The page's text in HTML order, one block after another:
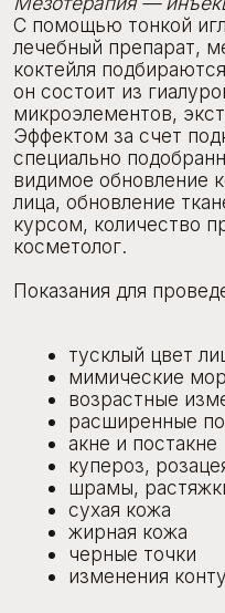
Мезотерапия имеет ряд
делают ее одной из
числе это долговременный
процедур мезотерапии —
В некоторых случаях
поддерживающих процедур
и еще более
Во избежание
и побочных эффектов
косметолога перед
курсом, количество
косметолог.
Показания для проведения
тусклый цвет лица
мимические морщины
возрастные
расширенные поры
акне и постакне
купероз, розацея
шрамы, растяжки,
сухая кожа
черные точки
изменения контуров